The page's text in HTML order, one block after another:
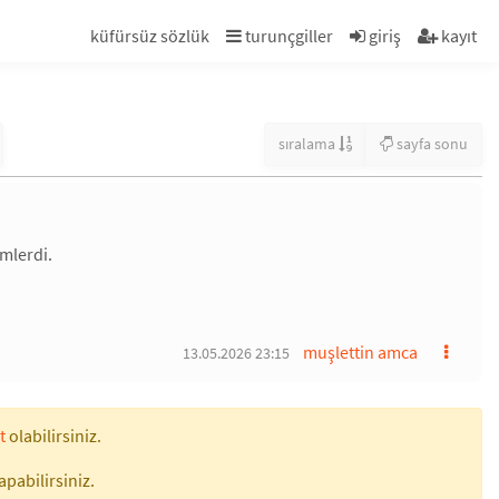
küfürsüz sözlük turunçgiller giriş kayıt
sıralama sayfa sonu
muşlettin amca
13.05.2026 23:15
olabilirsiniz.